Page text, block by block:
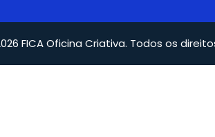
FICA Oficina Criativa. Todos os